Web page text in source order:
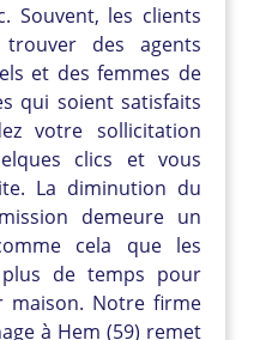
Souvent, les clients
des agents
et des femmes de
qui soient satisfaits
votre sollicitation
clics et vous
La diminution du
demeure un
cela que les
de temps pour
maison. Notre firme
à Hem (59) remet